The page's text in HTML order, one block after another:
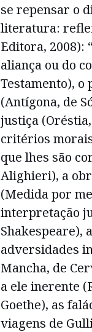
se repensar o
literatura:
Editora, 2008):
aliança ou do
Testamento),
(Antígona, de
justiça
critérios
que lhes são
Alighieri), a
(Medida por
interpretação
Shakespeare),
adversidades
Mancha, de
a ele inerente
Goethe), as
viagens de